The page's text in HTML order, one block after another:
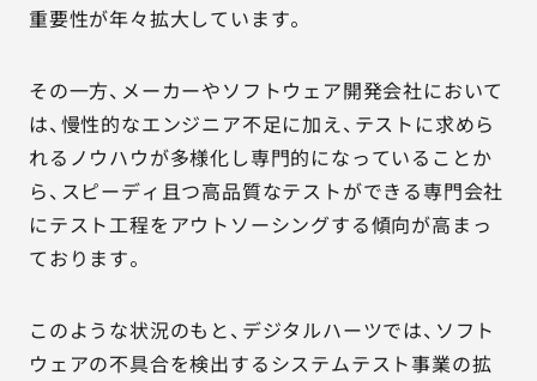
※その他のご連絡は03-5333-1246
重要性が年々拡大しています。
その一方、メーカーやソフトウェア開発会社において
は、慢性的なエンジニア不足に加え、テストに求めら
れるノウハウが多様化し専門的になっていることか
ら、スピーディ且つ高品質なテストができる専門会社
にテスト工程をアウトソーシングする傾向が高まっ
ております。
このような状況のもと、デジタルハーツでは、ソフト
ウェアの不具合を検出するシステムテスト事業の拡